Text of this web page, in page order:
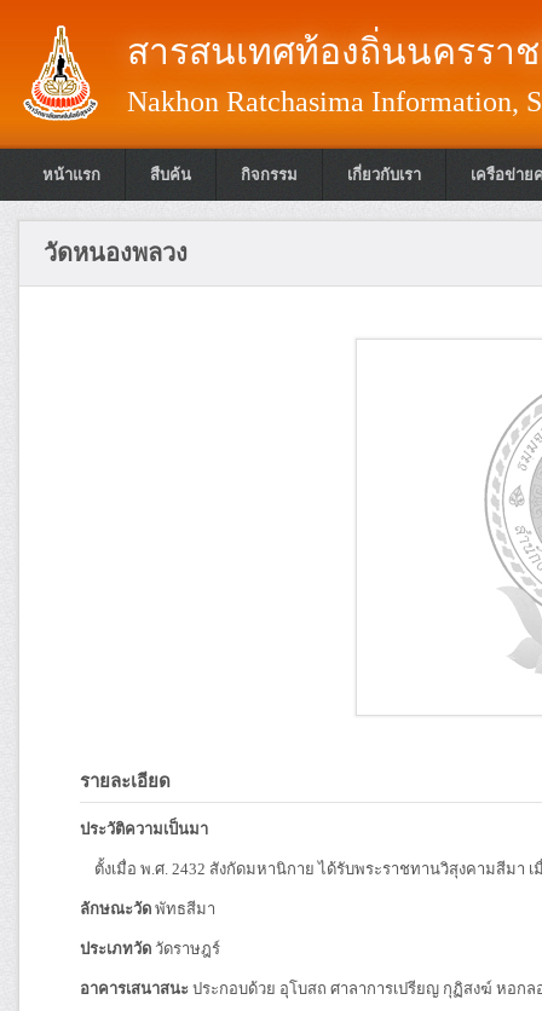
สารสนเทศท้องถิ่นนครรา
Nakhon Ratchasima Information,
หน้าแรก สืบค้น กิจกรรม เกี่ยวกับเรา เครือข่าย
วัดหนองพลวง
รายละเอียด
ประวัติความเป็นมา
ตั้งเมื่อ พ.ศ. 2432 สังกัดมหานิกาย ได้รับพระราชทานวิสุงคามสีมา เ
ลักษณะวัด พัทธสีมา
ประเภทวัด วัดราษฎร์
อาคารเสนาสนะ ประกอบด้วย อุโบสถ ศาลาการเปรียญ กุฏิสงฆ์ หอก